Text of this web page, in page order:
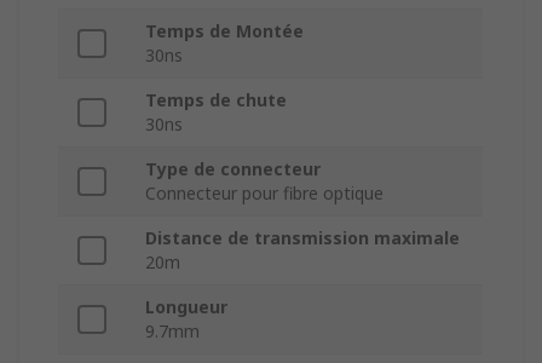
Temps de Montée
30ns
Temps de chute
30ns
Type de connecteur
Connecteur pour fibre optique
Distance de transmission maximale
20m
Longueur
9.7mm